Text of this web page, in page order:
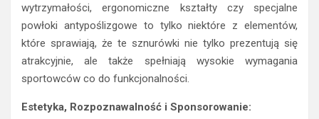
wytrzymałości, ergonomiczne kształty czy specjalne
powłoki antypoślizgowe to tylko niektóre z elementów,
które sprawiają, że te sznurówki nie tylko prezentują się
atrakcyjnie, ale także spełniają wysokie wymagania
sportowców co do funkcjonalności.
Estetyka, Rozpoznawalność i Sponsorowanie: